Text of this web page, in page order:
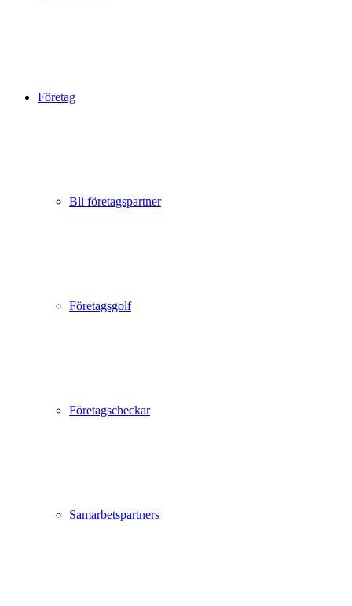
Företag
Bli företagspartner
Företagsgolf
Företagscheckar
Samarbetspartners